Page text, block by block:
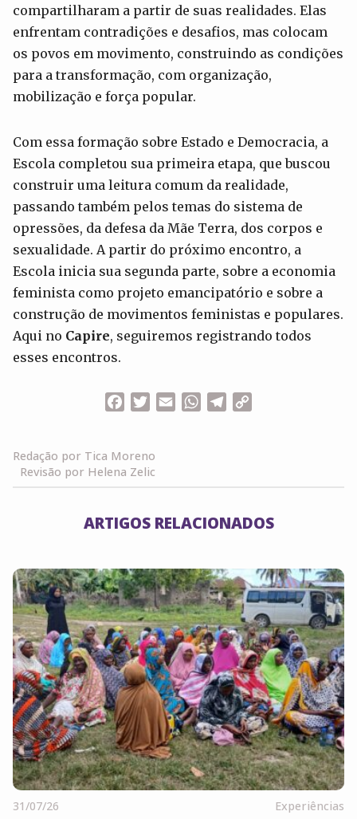
compartilharam a partir de suas realidades. Elas
enfrentam contradições e desafios, mas colocam
os povos em movimento, construindo as condições
para a transformação, com organização,
mobilização e força popular.
Com essa formação sobre Estado e Democracia, a
Escola completou sua primeira etapa, que buscou
construir uma leitura comum da realidade,
passando também pelos temas do sistema de
opressões, da defesa da Mãe Terra, dos corpos e
sexualidade. A partir do próximo encontro, a
Escola inicia sua segunda parte, sobre a economia
feminista como projeto emancipatório e sobre a
construção de movimentos feministas e populares.
Aqui no Capire, seguiremos registrando todos
esses encontros.
FacebookTwitterEmailWhatsApp
Telegram
Redação por Tica Moreno
Revisão por Helena Zelic
ARTIGOS RELACIONADOS
31/07/26 Experiências